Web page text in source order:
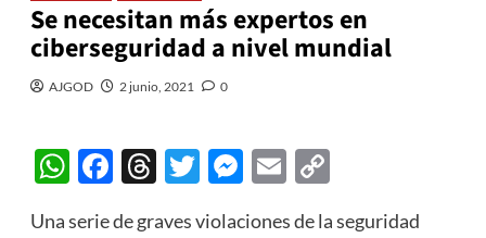
Se necesitan más expertos en
ciberseguridad a nivel mundial
AJGOD 2 junio, 2021 0
WhatsApp
Facebook
Threads
Twitter
Messenger
EmailCopy
Una serie de graves violaciones de la seguridad